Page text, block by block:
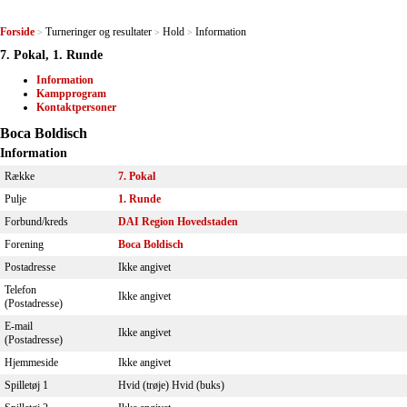
Forside > Turneringer og resultater > Hold > Information
7. Pokal, 1. Runde
Information
Kampprogram
Kontaktpersoner
Boca Boldisch
Information
Række
7. Pokal
Pulje
1. Runde
Forbund/kreds
DAI Region Hovedstaden
Forening
Boca Boldisch
Postadresse
Ikke angivet
Telefon
(Postadresse)
Ikke angivet
E-mail
(Postadresse)
Ikke angivet
Hjemmeside
Ikke angivet
Spilletøj 1
Hvid (trøje) Hvid (buks)